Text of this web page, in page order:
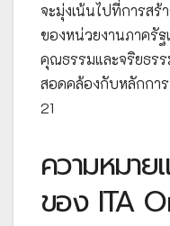
จะมุ่งเน้นไปที่การสร้
ของหน่วยงานภาครั
คุณธรรมและจริยธร
สอดคล้องกับหลักกา
21
ความหมา
ของ ITA